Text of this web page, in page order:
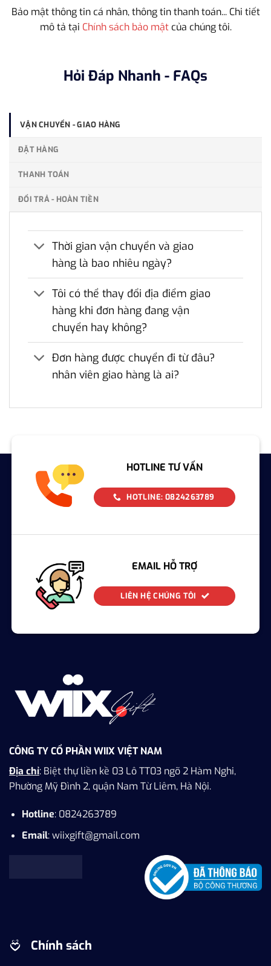
Bảo mật thông tin cá nhân, thông tin thanh toán... Chi tiết
mô tả tại Chính sách bảo mậtcủa chúng tôi.
Hỏi Đáp Nhanh - FAQs
VẬN CHUYỂN - GIAO HÀNG
ĐẶT HÀNG
THANH TOÁN
ĐỔI TRẢ - HOÀN TIỀN
Thời gian vận chuyển và giao
hàng là bao nhiêu ngày?
Tôi có thể thay đổi địa điểm giao
hàng khi đơn hàng đang vận
chuyển hay không?
Đơn hàng được chuyển đi từ đâu?
nhân viên giao hàng là ai?
HOTLINE TƯ VẤN
HOTLINE: 0824263789
EMAIL HỖ TRỢ
LIÊN HỆ CHÚNG TÔI
CÔNG TY CỔ PHẦN WIIX VIỆT NAM
Địa chỉ: Biệt thự liền kề 03 Lô TT03 ngõ 2 Hàm Nghi,
Phường Mỹ Đình 2, quận Nam Từ Liêm, Hà Nội.
Hotline: 0824263789
Email: wiixgift@gmail.com
Chính sách